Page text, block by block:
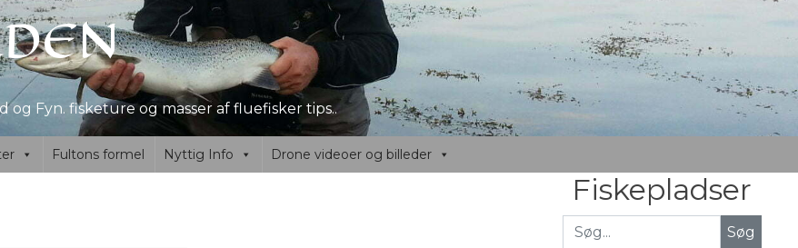
og Fyn. fisketure og masser af fluefisker tips..
Fultons formel Nyttig Info Drone videoer og billeder
Fiskepladser